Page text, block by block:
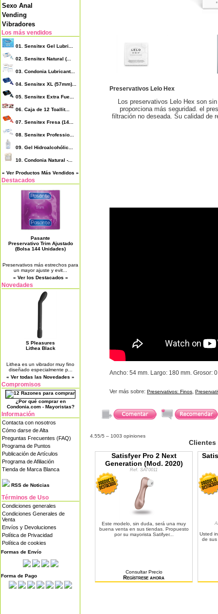
Sexo Anal
Vending
Vibradores
Los más vendidos
01. Sensitex Gel Lubri...
02. Sensitex Natural (...
03. Condonia Lubricant...
04. Sensitex XL (57mm)...
05. Sensitex Extra Fue...
06. Caja de 12 Toallit...
07. Sensitex Fresa (14...
08. Sensitex Professio...
09. Gel Hidroalcohólic...
10. Condonia Natural -...
« Ver Productos Más Vendidos »
Destacados
Pasante
Preservativo Trim Ajustado
(Bolsa 144 Unidades)
Preservativos más estrechos para
un mayor ajuste y evit...
« Ver los Destacados »
Novedades
S Pleasures
Lithea Black
Lithea es un vibrador muy fino
diseñado especialmente p...
« Ver todas las Novedades »
Compromisos
¿Por qué comprar en
Condonia.com - Mayoristas?
Información
Contacta con nosotros
Cómo darse de Alta
Preguntas Frecuentes (FAQ)
Programa de Puntos
Publicación de Artículos
Programa de Afiliación
Tienda de Marca Blanca
RSS de Noticias
Términos de Uso
Condiciones generales
Condiciones Generales de
Venta
Envíos y Devoluciones
Política de Privacidad
Política de cookies
Formas de Envío
Forma de Pago
Preservativos Lelo Hex
Los preservativos Lelo Hex son
proporciona más seguridad. el
filtración no deseada. Su calidad de
Ancho: 54 mm. Largo: 180 mm. Grosor:
Ver más sobre: Preservativos: Finos
4.55/5 – 1003 opiniones
Clientes
Satisfyer Pro 2 Next
Generation (Mod. 2020)
Ref. SAT0011
Este modelo, sin duda, será una muy
buena venta en sus tiendas. Propuesto
por su mayorista Satifyer...
Consultar Precio
Regístrese ahora
Usted
de sus